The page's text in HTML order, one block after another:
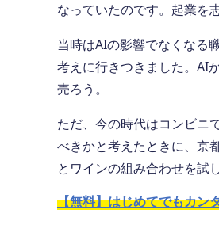
なっていたのです。起業を
当時はAIの影響でなくなる
考えに行きつきました。AI
売ろう。
ただ、今の時代はコンビニ
べきかと考えたときに、京
とワインの組み合わせを試
【無料】はじめてでもカン